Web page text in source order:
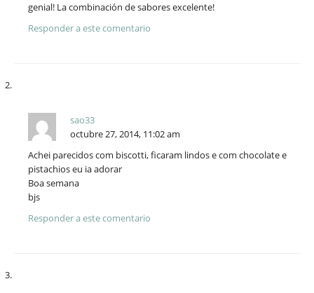
genial! La combinación de sabores excelente!
Responder a este comentario
sao33
octubre 27, 2014, 11:02 am
Achei parecidos com biscotti, ficaram lindos e com chocolate e
pistachios eu ia adorar
Boa semana
bjs
Responder a este comentario